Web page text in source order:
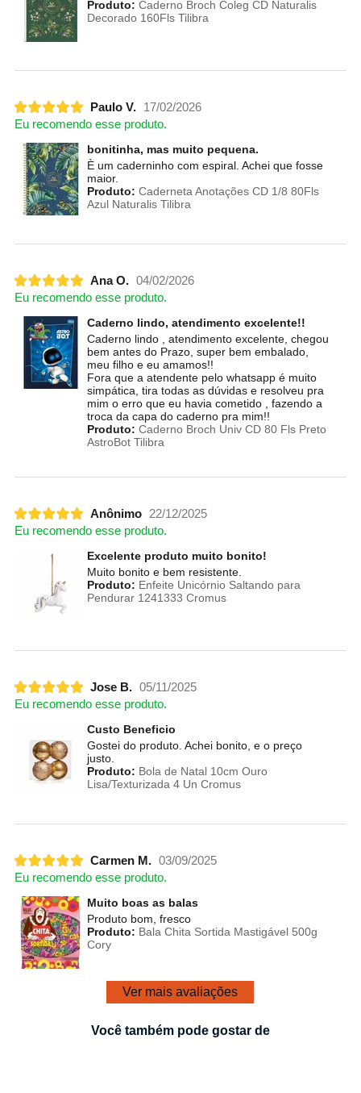
Produto: Caderno Broch Coleg CD Naturalis
Decorado 160Fls Tilibra
Paulo V.
17/02/2026
Eu recomendo esse produto.
bonitinha, mas muito pequena.
È um caderninho com espiral. Achei que fosse
maior.
Produto: Caderneta Anotações CD 1/8 80Fls
Azul Naturalis Tilibra
Ana O. 04/02/2026
Eu recomendo esse produto.
Caderno lindo, atendimento excelente!!
Caderno lindo , atendimento excelente, chegou
bem antes do Prazo, super bem embalado,
meu filho e eu amamos!!
Fora que a atendente pelo whatsapp é muito
simpática, tira todas as dúvidas e resolveu pra
mim o erro que eu havia cometido , fazendo a
troca da capa do caderno pra mim!!
Produto: Caderno Broch Univ CD 80 Fls Preto
AstroBot Tilibra
Anônimo
22/12/2025
Eu recomendo esse produto.
Excelente produto muito bonito!
Muito bonito e bem resistente.
Produto: Enfeite Unicórnio Saltando para
Pendurar 1241333 Cromus
Jose B. 05/11/2025
Eu recomendo esse produto.
Custo Beneficio
Gostei do produto. Achei bonito, e o preço
justo.
Produto: Bola de Natal 10cm Ouro
Lisa/Texturizada 4 Un Cromus
Carmen M. 03/09/2025
Eu recomendo esse produto.
Muito boas as balas
Produto bom, fresco
Produto: Bala Chita Sortida Mastigável 500g
Cory
Ver mais avaliações
Você também pode gostar de